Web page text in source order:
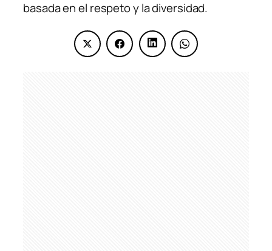
basada en el respeto y la diversidad.